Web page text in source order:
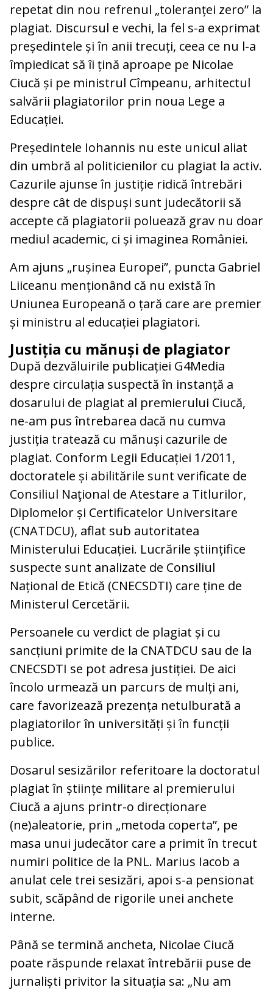
repetat din nou refrenul „toleranței zero” la
plagiat. Discursul e vechi, la fel s-a exprimat
președintele și în anii trecuți, ceea ce nu l-a
împiedicat să îi țină aproape pe Nicolae
Ciucă și pe ministrul Cîmpeanu, arhitectul
salvării plagiatorilor prin noua Lege a
Educației.
Președintele Iohannis nu este unicul aliat
din umbră al politicienilor cu plagiat la activ.
Cazurile ajunse în justiție ridică întrebări
despre cât de dispuși sunt judecătorii să
accepte că plagiatorii poluează grav nu doar
mediul academic, ci și imaginea României.
Am ajuns „rușinea Europei”, puncta Gabriel
Liiceanu menționând că nu există în
Uniunea Europeană o țară care are premier
și ministru al educației plagiatori.
Justiția cu mănuși de plagiator
După dezvăluirile publicației G4Media
despre circulația suspectă în instanță a
dosarului de plagiat al premierului Ciucă,
ne-am pus întrebarea dacă nu cumva
justiția tratează cu mănuși cazurile de
plagiat. Conform Legii Educației 1/2011,
doctoratele și abilitările sunt verificate de
Consiliul Naţional de Atestare a Titlurilor,
Diplomelor și Certificatelor Universitare
(CNATDCU), aflat sub autoritatea
Ministerului Educației. Lucrările științifice
suspecte sunt analizate de Consiliul
Național de Etică (CNECSDTI) care ține de
Ministerul Cercetării.
Persoanele cu verdict de plagiat și cu
sancțiuni primite de la CNATDCU sau de la
CNECSDTI se pot adresa justiției. De aici
încolo urmează un parcurs de mulți ani,
care favorizează prezența netulburată a
plagiatorilor în universități și în funcții
publice.
Dosarul sesizărilor referitoare la doctoratul
plagiat în științe militare al premierului
Ciucă a ajuns printr-o direcționare
(ne)aleatorie, prin „metoda coperta”, pe
masa unui judecător care a primit în trecut
numiri politice de la PNL. Marius Iacob a
anulat cele trei sesizări, apoi s-a pensionat
subit, scăpând de rigorile unei anchete
interne.
Până se termină ancheta, Nicolae Ciucă
poate răspunde relaxat întrebării puse de
jurnaliști privitor la situația sa: „Nu am